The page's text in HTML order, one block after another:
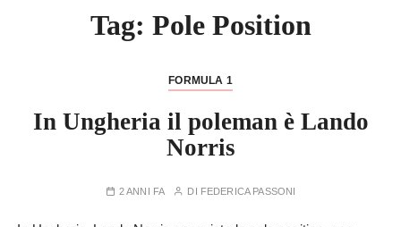
Tag: Pole Position
FORMULA 1
In Ungheria il poleman è Lando
Norris
2 ANNI FA DI FEDERICA PASSONI